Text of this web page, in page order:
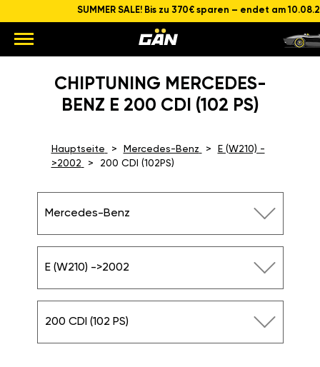
SUMMER SALE! Bis zu 370€ sparen – endet am
CHIPTUNING MERCEDES-
BENZ E 200 CDI (102 PS)
Hauptseite Mercedes-Benz
E (W210) -
>2002
200 CDI (102PS)
Mercedes-Benz
E (W210) ->2002
200 CDI (102 PS)